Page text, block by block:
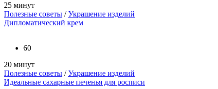
25 минут
Полезные советы /Украшение изделий
Дипломатический крем
60
20 минут
Полезные советы /Украшение изделий
Идеальные сахарные печенья для росписи